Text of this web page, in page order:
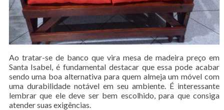
Ao tratar-se de banco que vira mesa de madeira preço em
Santa Isabel, é fundamental destacar que essa pode acabar
sendo uma boa alternativa para quem almeja um móvel com
uma durabilidade notável em seu ambiente. É interessante
lembrar que ele deve ser bem escolhido, para que consiga
atender suas exigências.